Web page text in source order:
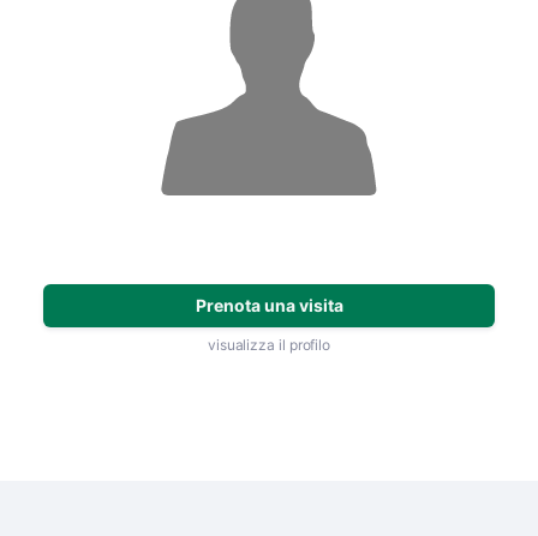
Prenota una visita
visualizza il profilo